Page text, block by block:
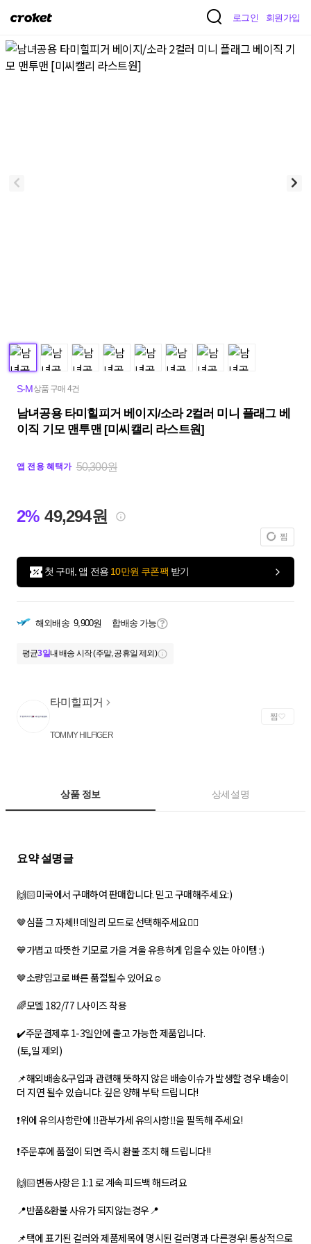
크
켓
로그인 회원가입
S-M상품 구매 4건
남녀공용 타미힐피거 베이지/소라 2컬러 미니 플래그 베
이직 기모 맨투맨 [미씨캘리 라스트원]
앱 전용 혜택가 50,300원
2% 49,294원
찜
첫 구매, 앱 전용 10만원 쿠폰팩 받기
해외배송 9,900원 합배송 가능
평균3일내 배송 시작 (주말, 공휴일 제외)
타미힐피거
TOMMY HILFIGER
찜
상품 정보 상세설명
요약 설명글
🙌🏻미국에서 구매하여 판매합니다. 믿고 구매해주세요:)
🤎심플 그 자체!! 데일리 모드로 선택해주세요👍🏻
💙가볍고 따뜻한 기모로 가을 겨울 유용허게 입을수 있는 아이템 :)
🤎소량입고로 빠른 품절될수 있어요☺️
🌈모델 182/77 L사이즈 착용
✔️주문결제후 1-3일안에 출고 가능한 제품입니다.
(토,일 제외)
📌해외배송&구입과 관련해 뜻하지 않은 배송이슈가 발생할 경우 배송이
더 지연 될수 있습니다. 깊은 양해 부탁 드립니다!
❗️위에 유의사항란에 ‼️관부가세 유의사항‼️을 필독해 주세요!
❗️주문후에 품절이 되면 즉시 환불 조치 해 드립니다!!
🙌🏻변동사항은 1:1 로 계속 피드백 해드려요
📍반품&환불 사유가 되지않는경우📍
📌택에 표기된 컬러와 제품제목에 명시된 컬러명과 다른경우! 통상적으로